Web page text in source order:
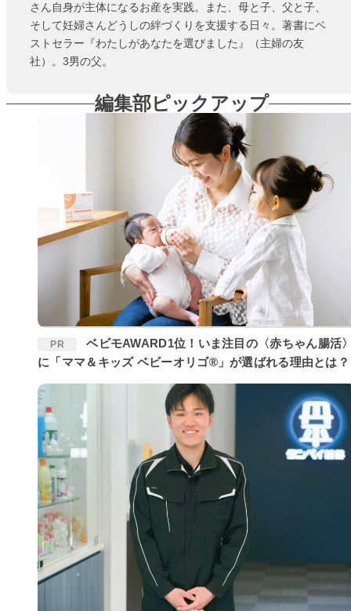
さん自身が主体になるお産を実践。また、母と子、父と子、
そして妊婦さんどうしの絆づくりを支援する日々。著書にベ
ストセラー『わたしがあなたを選びました』（主婦の友
社）。3男の父。
編集部ピックアップ
PR
ベビモAWARD1位！いま注目の〈赤ちゃん腸活〉
に「ママ＆キッズ ベビーオリゴ®」が選ばれる理由とは？